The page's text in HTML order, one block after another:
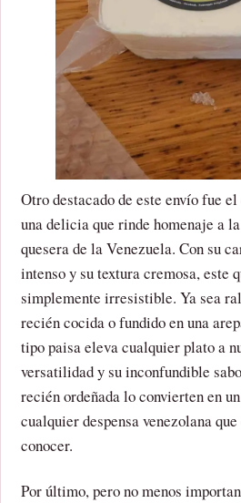
Otro destacado de este envío fue
una delicia que rinde homenaje a
quesera de la Venezuela. Con su
intenso y su textura cremosa, este
simplemente irresistible. Ya sea
recién cocida o fundido en una
tipo paisa eleva cualquier plato a
versatilidad y su inconfundible
recién ordeñada lo convierten en
cualquier despensa venezolana
conocer.
Por último, pero no menos